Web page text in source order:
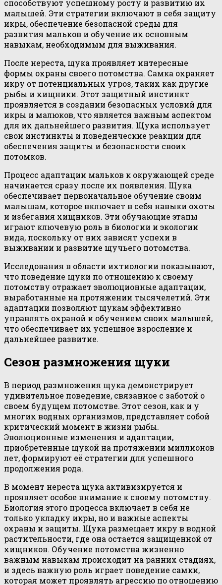
способствуют успешному росту и развитию их
малышей. Эти стратегии включают в себя защиту
икры, обеспечение безопасной среды для
развития мальков и обучение их основным
навыкам, необходимым для выживания.
После нереста, щука проявляет интересные
формы охраны своего потомства. Самка охраняет
икру от потенциальных угроз, таких как другие
рыбы и хищники. Этот защитный инстинкт
проявляется в создании безопасных условий для
икры и малюков, что является важным аспектом
для их дальнейшего развития. Щука использует
свои инстинкты и поведенческие реакции для
обеспечения защиты и безопасности своих
потомков.
Процесс адаптации мальков к окружающей среде
начинается сразу после их появления. Щука
обеспечивает первоначальное обучение своим
малышам, которое включает в себя навыки охоты
и избегания хищников. Эти обучающие этапы
играют ключевую роль в биологии и экологии
вида, поскольку от них зависят успехи в
выживании и развитие щучьего потомства.
Исследования в области ихтиологии показывают,
что поведение щуки по отношению к своему
потомству отражает эволюционные адаптации,
выработанные на протяжении тысячелетий. Эти
адаптации позволяют щукам эффективно
управлять охраной и обучением своих малышей,
что обеспечивает их успешное взросление и
дальнейшее развитие.
Сезон размножения щуки
В период размножения щука демонстрирует
удивительное поведение, связанное с заботой о
своем будущем потомстве. Этот сезон, как и у
многих водных организмов, представляет собой
критический момент в жизни рыбы.
Эволюционные изменения и адаптации,
приобретенные щукой на протяжении миллионов
лет, формируют её стратегии для успешного
продолжения рода.
В момент нереста щука активизируется и
проявляет особое внимание к своему потомству.
Биология этого процесса включает в себя не
только укладку икры, но и важные аспекты
охраны и защиты. Щука размещает икру в водной
растительности, где она остается защищенной от
хищников. Обучение потомства жизненно
важным навыкам происходит на ранних стадиях,
и здесь важную роль играет поведение самки,
которая может проявлять агрессию по отношению